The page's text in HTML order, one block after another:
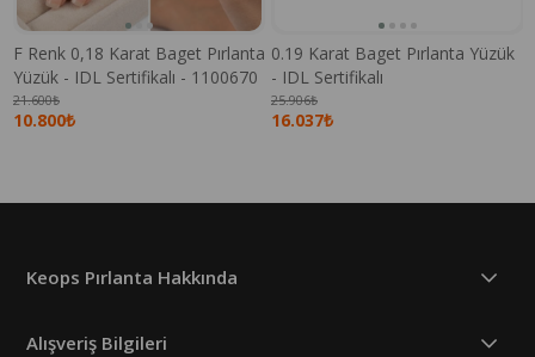
F Renk 0,18 Karat Baget Pırlanta
Yüzük - IDL Sertifikalı - 1100670
10.800₺
21.600₺
0.19 Karat Baget Pırlanta Yüzük
- IDL Sertifikalı
16.037₺
25.906₺
Keops Pırlanta Hakkında
Alışveriş Bilgileri